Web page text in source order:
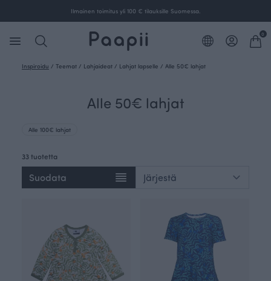
Ilmainen toimitus yli 100 € tilauksille Suomessa.
0
Inspiroidu / Teemat / Lahjaideat / Lahjat lapselle / Alle 50€ lahjat
Alle 50€ lahjat
Alle 100€ lahjat
33 tuotetta
Suodata